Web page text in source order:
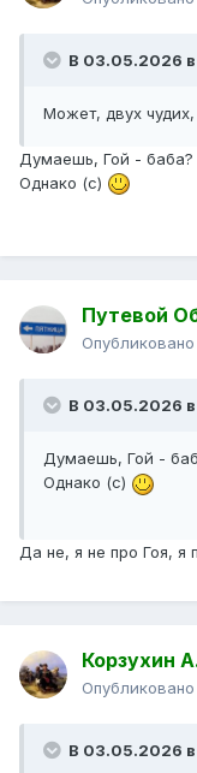
В 03.05.2026 в
Может, двух
Думаешь, Гой - баба?
Однако (с)
Путевой
Опубликовано
В 03.05.2026 в
Думаешь, Гой -
Однако (с)
Да не, я не про Гоя, я
Корзухин
Опубликовано
В 03.05.2026 в